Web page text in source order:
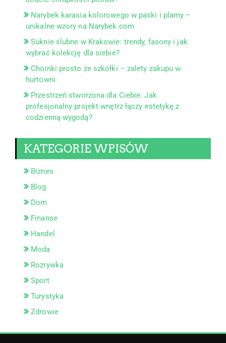
Narybek karasia kolorowego w paski i plamy –
unikalne wzory na Narybek.com
Suknie ślubne w Krakowie: trendy, fasony i jak
wybrać kolekcję dla siebie?
Choinki prosto ze szkółki – zalety zakupu w
hurtowni
Przestrzeń stworzona dla Ciebie: Jak
profesjonalny projekt wnętrz łączy estetykę z
codzienną wygodą?
KATEGORIE WPISÓW
Biznes
Blog
Dom
Finanse
Handel
Moda
Rozrywka
Sport
Turystyka
Zdrowie